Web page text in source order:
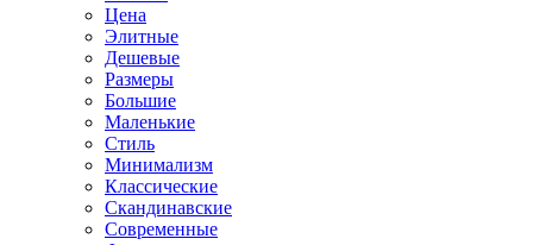
Цена
Элитные
Дешевые
Размеры
Большие
Маленькие
Стиль
Минимализм
Классические
Скандинавские
Современные